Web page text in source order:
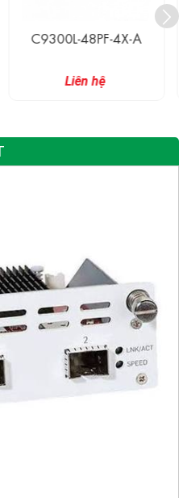
C9300L-48UXG-2Q-A
Liên hệ